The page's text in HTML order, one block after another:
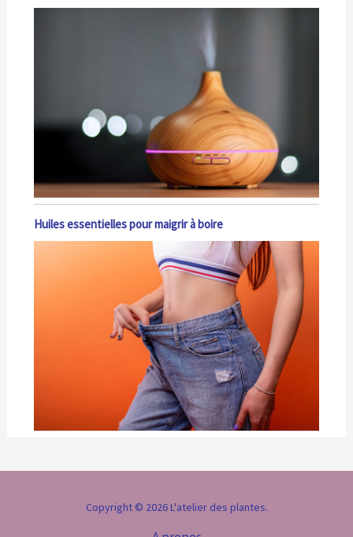
Huiles essentielles pour maigrir à boire
Copyright © 2026 L'atelier des plantes.